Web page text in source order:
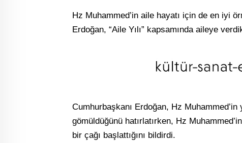
Hz Muhammed’in aile hayatı için de en iyi
Erdoğan, “Aile Yılı” kapsamında aileye
Cumhurbaşkanı Erdoğan, Hz Muhammed’in
gömüldüğünü hatırlatırken, Hz
bir çağı başlattığını bildirdi.